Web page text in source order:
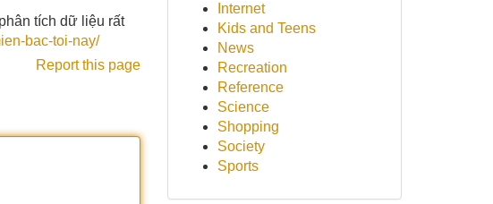
tích dữ liệu rất
bac-toi-nay/
Report this page
Internet
Kids and Teens
News
Recreation
Reference
Science
Shopping
Society
Sports